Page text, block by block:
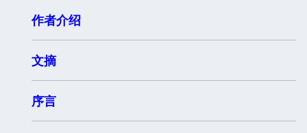
作者介绍
文摘
序言